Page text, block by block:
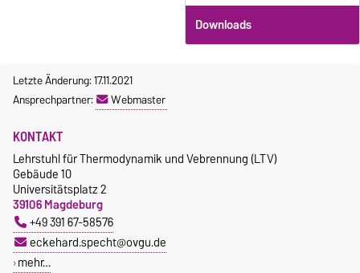
Downloads
Letzte Änderung: 17.11.2021
Ansprechpartner:
Webmaster
KONTAKT
Lehrstuhl für Thermodynamik und Vebrennung (LTV)
Gebäude 10
Universitätsplatz 2
39106 Magdeburg
+49 391 67-58576
eckehard.specht@ovgu.de
mehr…